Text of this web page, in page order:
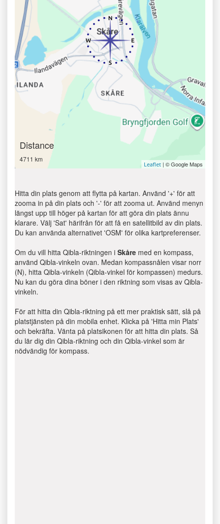
Distance
4711 km
Leaflet | © Google Maps
Hitta din plats genom att flytta på kartan. Använd '+' för att
zooma in på din plats och '-' för att zooma ut. Använd menyn
längst upp till höger på kartan för att göra din plats ännu
klarare. Välj 'Sat' härifrån för att få en satellitbild av din plats.
Du kan använda alternativet 'OSM' för olika kartpreferenser.
Om du vill hitta Qibla-riktningen i Skåre med en kompass,
använd Qibla-vinkeln ovan. Medan kompassnålen visar norr
(N), hitta Qibla-vinkeln (Qibla-vinkel för kompassen) medurs.
Nu kan du göra dina böner i den riktning som visas av Qibla-
vinkeln.
För att hitta din Qibla-riktning på ett mer praktisk sätt, slå på
platstjänsten på din mobila enhet. Klicka på 'Hitta min Plats'
och bekräfta. Vänta på platsikonen för att hitta din plats. Så
du lär dig din Qibla-riktning och din Qibla-vinkel som är
nödvändig för kompass.